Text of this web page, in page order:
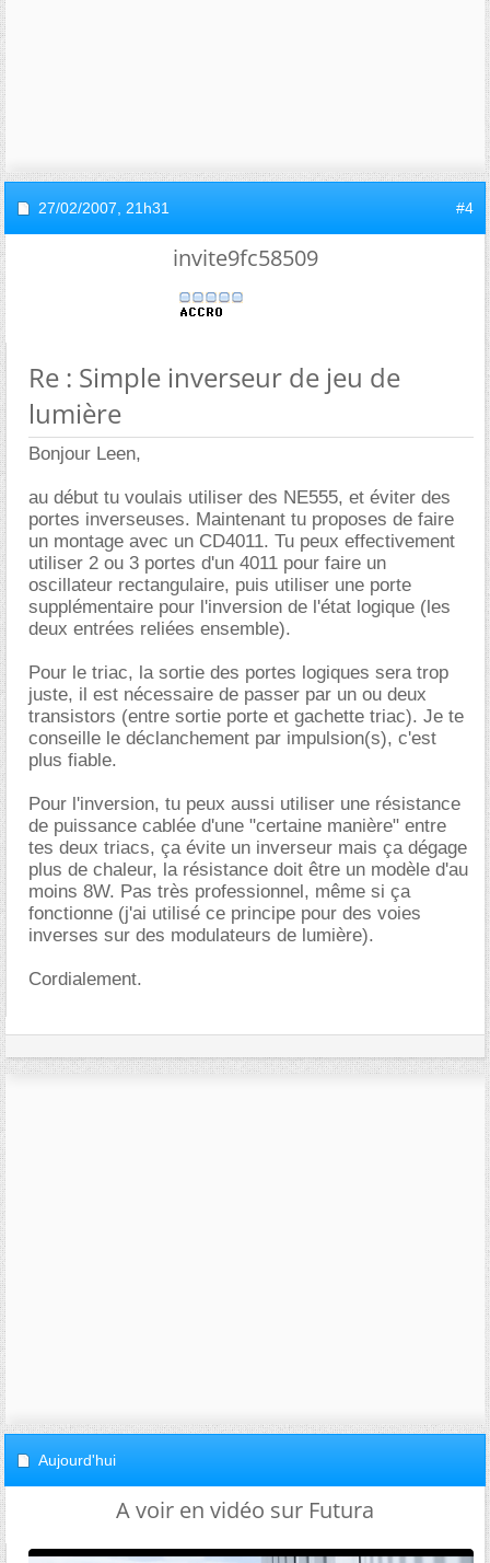
27/02/2007, 21h31 #4
invite9fc58509
Re : Simple inverseur de jeu de
lumière
Bonjour Leen,
au début tu voulais utiliser des NE555, et éviter des
portes inverseuses. Maintenant tu proposes de faire
un montage avec un CD4011. Tu peux effectivement
utiliser 2 ou 3 portes d'un 4011 pour faire un
oscillateur rectangulaire, puis utiliser une porte
supplémentaire pour l'inversion de l'état logique (les
deux entrées reliées ensemble).
Pour le triac, la sortie des portes logiques sera trop
juste, il est nécessaire de passer par un ou deux
transistors (entre sortie porte et gachette triac). Je te
conseille le déclanchement par impulsion(s), c'est
plus fiable.
Pour l'inversion, tu peux aussi utiliser une résistance
de puissance cablée d'une "certaine manière" entre
tes deux triacs, ça évite un inverseur mais ça dégage
plus de chaleur, la résistance doit être un modèle d'au
moins 8W. Pas très professionnel, même si ça
fonctionne (j'ai utilisé ce principe pour des voies
inverses sur des modulateurs de lumière).
Cordialement.
Aujourd'hui
A voir en vidéo sur Futura